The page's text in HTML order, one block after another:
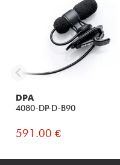
DPA
4080-DP-D-B90
591.00 €